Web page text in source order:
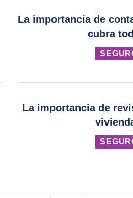
La importancia de
cubra
La importancia de